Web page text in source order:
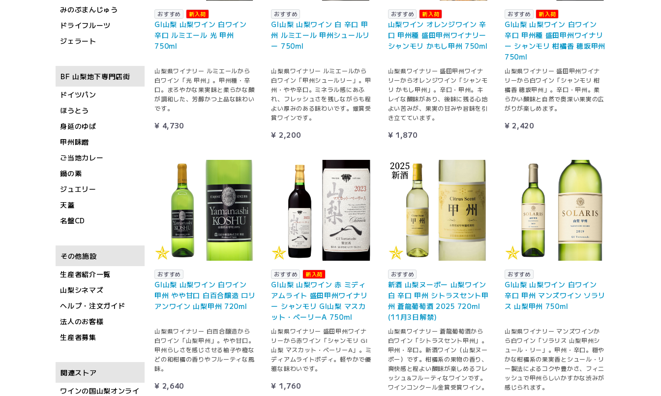
みのぶまんじゅう
ドライフルーツ
ジェラート
BF 山梨地下専門店街
ドイツパン
ほうとう
身延のゆば
甲州味噌
ご当地カレー
鍋の素
ジュエリー
天蓋
名盤CD
その他施設
生産者紹介一覧
山梨シネマズ
ヘルプ・注文ガイド
法人のお客様
生産者募集
関連ストア
ワインの国山梨オンライ
おすすめ 新入荷
GI山梨 山梨ワイン 白ワイン
辛口 ルミエール 光 甲州
750ml
山梨県ワイナリー ルミエールから
白ワイン「光 甲州」。甲州種・辛
口。まろやかな果実味と柔らかな酸
が調和した、芳醇かつ上品な味わい
です。
¥ 4,730
おすすめ
GI山梨 山梨ワイン 白 辛口 甲
州 ルミエール 甲州シュールリ
ー 750ml
山梨県ワイナリー ルミエールから
白ワイン「甲州シュールリー」。甲
州・やや辛口。ミネラル感にあふ
れ、フレッシュさを残しながらも程
よい厚みのある味わいです。銀賞受
賞ワインです。
¥ 2,200
おすすめ 新入荷
山梨ワイン オレンジワイン 辛
口 甲州種 盛田甲州ワイナリー
シャンモリ かもし甲州 750ml
山梨県ワイナリー 盛田甲州ワイナ
リーからオレンジワイン「シャンモ
リ かもし甲州」。辛口・甲州。キ
レイな酸味があり、後味に残る心地
よい苦みが、果実の甘みや旨味を引
き立てています。
¥ 1,870
おすすめ 新入荷
GI山梨 山梨ワイン 白ワイン
辛口 甲州種 盛田甲州ワイナリ
ー シャンモリ 柑橘香 穂坂甲州
750ml
山梨県ワイナリー 盛田甲州ワイナ
リーから白ワイン「シャンモリ 柑
橘香 穂坂甲州」。辛口・甲州。柔
らかい酸味と自然で奥深い果実の広
がりが楽しめます。
¥ 2,420
おすすめ
GI山梨 山梨ワイン 白ワイン
甲州 やや甘口 白百合醸造 ロリ
アンワイン 山梨甲州 720ml
山梨県ワイナリー 白百合醸造から
白ワイン「山梨甲州」。やや甘口。
甲州らしさを感じさせる柚子や橙な
どの和柑橘の香りやフルーティな風
味。
¥ 2,640
おすすめ 新入荷
GI山梨 山梨ワイン 赤 ミディ
アムライト 盛田甲州ワイナリ
ー シャンモリ GI山梨 マスカ
ット・ベーリーA 750ml
山梨県ワイナリー 盛田甲州ワイナ
リーから赤ワイン「シャンモリ GI
山梨 マスカット・ベーリーA」。ミ
ディアムライトボディ。軽やかで優
雅な味わいです。
¥ 1,760
おすすめ
新酒 山梨ヌーボー 山梨ワイン
白 辛口 甲州 シトラスセント甲
州 蒼龍葡萄酒 2025 720ml
(11月3日解禁)
山梨県ワイナリー 蒼龍葡萄酒から
白ワイン「シトラスセント甲州」。
甲州・辛口。新酒ワイン（山梨ヌー
ボー）です。柑橘系の果物の香り、
爽快感と程よい酸味が楽しめるフレ
ッシュ&フルーティなワインです。
ワインコンクール金賞受賞ワイン。
おすすめ
GI山梨 山梨ワイン 白ワイン
辛口 甲州 マンズワイン ソラリ
ス 山梨甲州 750ml
山梨県ワイナリー マンズワインか
ら白ワイン「ソラリス 山梨甲州シ
ュール・リー」。甲州・辛口。穏や
かな柑橘系の果実香とシュール・リ
ー製法によるコクや豊かさ、フィニ
ッシュで甲州らしいかすかな渋みが
感じられます。